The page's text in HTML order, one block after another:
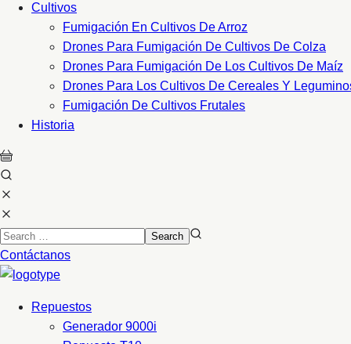
Cultivos
Fumigación En Cultivos De Arroz
Drones Para Fumigación De Cultivos De Colza
Drones Para Fumigación De Los Cultivos De Maíz
Drones Para Los Cultivos De Cereales Y
Fumigación De Cultivos Frutales
Historia
Contáctanos
Repuestos
Generador 9000i